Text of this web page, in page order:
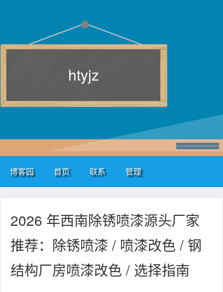
htyjz
博客园 首页 联系 管理
2026 年西南除锈喷漆源头厂家
推荐：除锈喷漆 / 喷漆改色 / 钢
结构厂房喷漆改色 / 选择指南